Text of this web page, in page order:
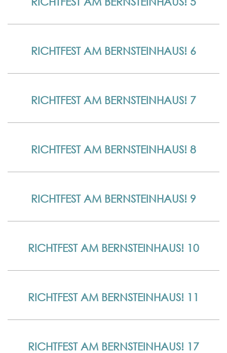
RICHTFEST AM BERNSTEINHAUS! 6
RICHTFEST AM BERNSTEINHAUS! 7
RICHTFEST AM BERNSTEINHAUS! 8
RICHTFEST AM BERNSTEINHAUS! 9
RICHTFEST AM BERNSTEINHAUS! 10
RICHTFEST AM BERNSTEINHAUS! 11
RICHTFEST AM BERNSTEINHAUS! 17